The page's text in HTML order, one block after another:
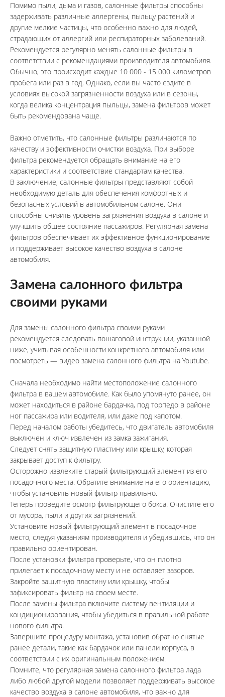
Помимо пыли, дыма и газов, салонные фильтры способны
задерживать различные аллергены, пыльцу растений и
другие мелкие частицы, что особенно важно для людей,
страдающих от аллергий или респираторных заболеваний.
Рекомендуется регулярно менять салонные фильтры в
соответствии с рекомендациями производителя автомобиля.
Обычно, это происходит каждые 10 000 - 15 000 километров
пробега или раз в год. Однако, если вы часто ездите в
условиях высокой загрязненности воздуха или в сезоны,
когда велика концентрация пыльцы, замена фильтров может
быть рекомендована чаще.
Важно отметить, что салонные фильтры различаются по
качеству и эффективности очистки воздуха. При выборе
фильтра рекомендуется обращать внимание на его
характеристики и соответствие стандартам качества.
В заключение, салонные фильтры представляют собой
необходимую деталь для обеспечения комфортных и
безопасных условий в автомобильном салоне. Они
способны снизить уровень загрязнения воздуха в салоне и
улучшить общее состояние пассажиров. Регулярная замена
фильтров обеспечивает их эффективное функционирование
и поддерживает высокое качество воздуха в салоне
автомобиля.
Замена салонного фильтра
своими руками
Для замены салонного фильтра своими руками
рекомендуется следовать пошаговой инструкции, указанной
ниже, учитывая особенности конкретного автомобиля или
посмотреть — видео замена салонного фильтра на Youtube.
Сначала необходимо найти местоположение салонного
фильтра в вашем автомобиле. Как было упомянуто ранее, он
может находиться в районе бардачка, под торпедо в районе
ног пассажира или водителя, или даже под капотом.
Перед началом работы убедитесь, что двигатель автомобиля
выключен и ключ извлечен из замка зажигания.
Следует снять защитную пластину или крышку, которая
закрывает доступ к фильтру.
Осторожно извлеките старый фильтрующий элемент из его
посадочного места. Обратите внимание на его ориентацию,
чтобы установить новый фильтр правильно.
Теперь проведите осмотр фильтрующего бокса. Очистите его
от мусора, пыли и других загрязнений.
Установите новый фильтрующий элемент в посадочное
место, следуя указаниям производителя и убедившись, что он
правильно ориентирован.
После установки фильтра проверьте, что он плотно
прилегает к посадочному месту и не оставляет зазоров.
Закройте защитную пластину или крышку, чтобы
зафиксировать фильтр на своем месте.
После замены фильтра включите систему вентиляции и
кондиционирования, чтобы убедиться в правильной работе
нового фильтра.
Завершите процедуру монтажа, установив обратно снятые
ранее детали, такие как бардачок или панели корпуса, в
соответствии с их оригинальным положением.
Помните, что регулярная замена салонного фильтра лада
либо любой другой модели позволяет поддерживать высокое
качество воздуха в салоне автомобиля, что важно для